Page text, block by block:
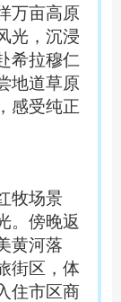
万亩高原
光，沉浸
希拉穆仁
地道草原
感受纯正
牧场景
。傍晚返
黄河落
街区，体
住市区商